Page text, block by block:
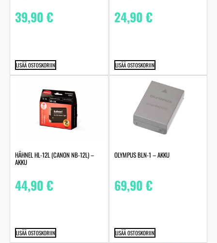
39,90€
LISÄÄ OSTOSKORIIN
24,90€
LISÄÄ OSTOSKORIIN
HÄHNEL HL-12L (CANON NB-12L) –
AKKU
44,90€
LISÄÄ OSTOSKORIIN
OLYMPUS BLN-1 – AKKU
69,90€
LISÄÄ OSTOSKORIIN